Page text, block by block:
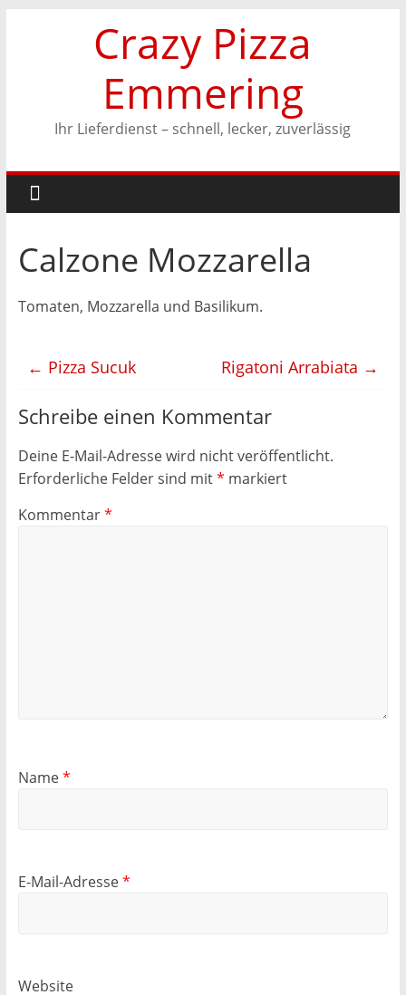
Crazy Pizza
Emmering
Ihr Lieferdienst – schnell, lecker, zuverlässig
Calzone Mozzarella
Tomaten, Mozzarella und Basilikum.
← Pizza Sucuk Rigatoni Arrabiata →
Schreibe einen Kommentar
Deine E-Mail-Adresse wird nicht veröffentlicht.
Erforderliche Felder sind mit* markiert
Kommentar*
Name*
E-Mail-Adresse*
Website